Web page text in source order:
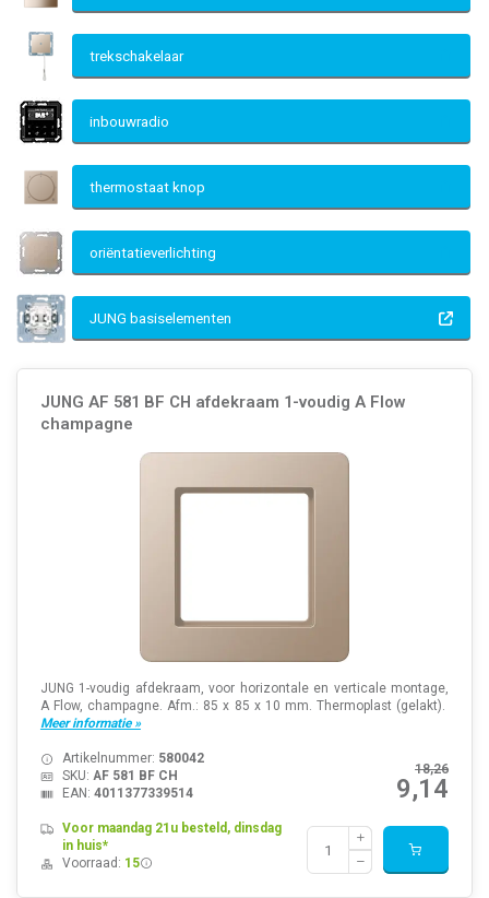
trekschakelaar
inbouwradio
thermostaat knop
oriëntatieverlichting
JUNG basiselementen
JUNG AF 581 BF CH afdekraam 1-voudig A Flow
champagne
JUNG 1-voudig afdekraam, voor horizontale en verticale montage,
A Flow, champagne. Afm.: 85 x 85 x 10 mm. Thermoplast (gelakt).
Meer informatie »
18,26
9,14
Artikelnummer: 580042
SKU: AF 581 BF CH
EAN: 4011377339514
Voor maandag 21u besteld, dinsdag
in huis*
Voorraad: 15